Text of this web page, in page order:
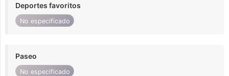
Deportes favoritos
No especificado
Paseo
No especificado